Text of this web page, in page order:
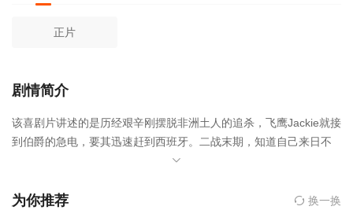
正片
剧情简介
该喜剧片讲述的是历经艰辛刚摆脱非洲土人的追杀，飞鹰Jackie就接
到伯爵的急电，要其迅速赶到西班牙。二战末期，知道自己来日不
多的德国纳粹把在欧洲抢掠所得的数万吨黄金隐藏在了非洲撒哈拉
家Ada再赴非洲寻找这批黄金，途中，藏金副官的外孙女Elsa加入寻
为你推荐 换一换